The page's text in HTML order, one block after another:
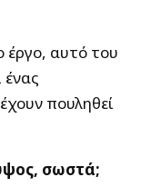
έργο, αυτό του
ένας
πουληθεί
σωστά;